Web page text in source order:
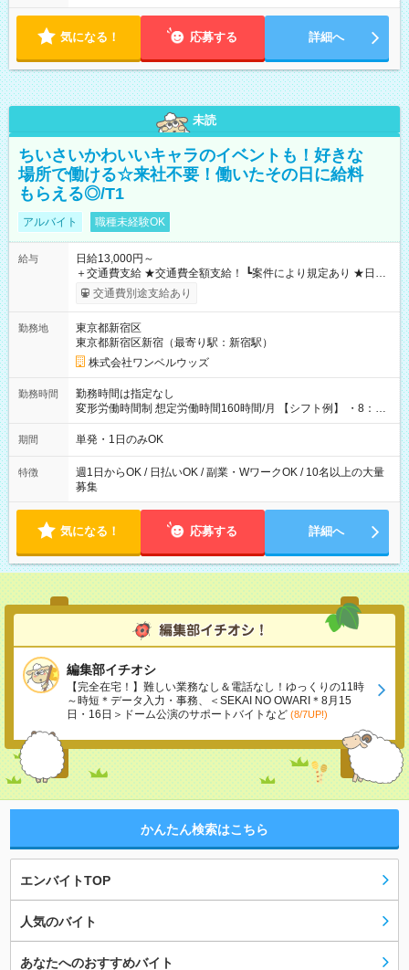
気になる！ 応募する 詳細へ
未読
ちいさいかわいいキャラのイベントも！好きな
場所で働ける☆来社不要！働いたその日に給料
もらえる◎/T1
アルバイト 職種未経験OK
給与
日給13,000円～
＋交通費支給 ★交通費全額支給！ ┗案件により規定あり ★日払
いOK！（規定あり） ┗働いたその日に現金GET♪ お仕事後はコ
ンビニATMから 日払い分を引き落とせます！ 【試用期間】試
交通費別途支給あり
勤務地
東京都新宿区
東京都新宿区新宿（最寄り駅：新宿駅）
株式会社ワンベルウッズ
勤務時間
勤務時間は指定なし
変形労働時間制 想定労働時間160時間/月 【シフト例】 ・8：00
～21：00
期間 単発・1日のみOK
特徴
週1日からOK / 日払いOK / 副業・WワークOK / 10名以上の大量
募集
気になる！ 応募する 詳細へ
編集部イチオシ
【完全在宅！】難しい業務なし＆電話なし！ゆっくりの11時
～時短＊データ入力・事務、＜SEKAI NO OWARI＊8月15
日・16日＞ドーム公演のサポートバイトなど (8/7UP!)
かんたん検索はこちら
エンバイトTOP
人気のバイト
あなたへのおすすめバイト